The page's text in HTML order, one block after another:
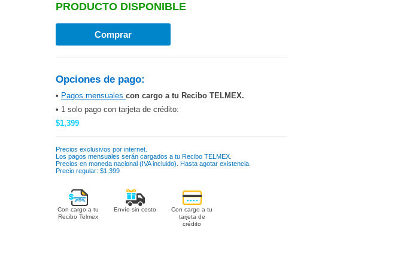
PRODUCTO DISPONIBLE
Opciones de pago:
• Pagos mensuales con cargo a tu Recibo TELMEX.
• 1 solo pago con tarjeta de crédito:
$1,399
Precios exclusivos por internet.
Los pagos mensuales serán cargados a tu Recibo TELMEX.
Precios en moneda nacional (IVA incluido). Hasta agotar existencia.
Precio regular: $1,399
Con cargo a tu
Recibo Telmex
Envío sin costo
Con cargo a tu
tarjeta de
crédito